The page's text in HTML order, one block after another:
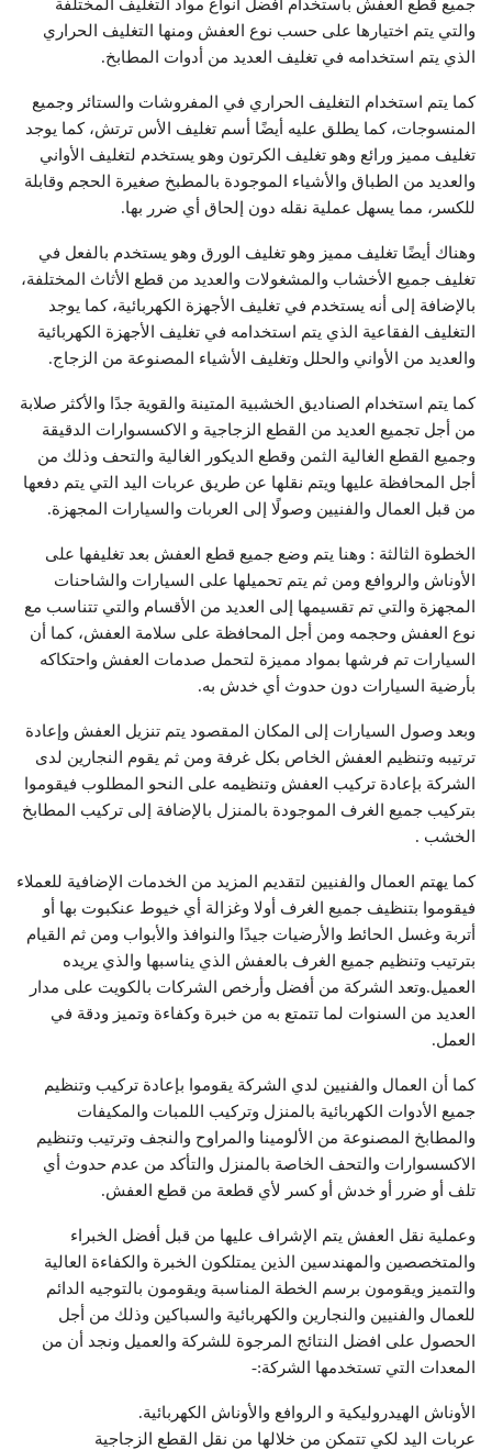
جميع قطع العفش باستخدام أفضل أنواع مواد التغليف المختلفة
والتي يتم اختيارها على حسب نوع العفش ومنها التغليف الحراري
الذي يتم استخدامه في تغليف العديد من أدوات المطابخ.
كما يتم استخدام التغليف الحراري في المفروشات والستائر وجميع
المنسوجات، كما يطلق عليه أيضًا أسم تغليف الأس ترتش، كما يوجد
تغليف مميز ورائع وهو تغليف الكرتون وهو يستخدم لتغليف الأواني
والعديد من الطباق والأشياء الموجودة بالمطبخ صغيرة الحجم وقابلة
للكسر، مما يسهل عملية نقله دون إلحاق أي ضرر بها.
وهناك أيضًا تغليف مميز وهو تغليف الورق وهو يستخدم بالفعل في
تغليف جميع الأخشاب والمشغولات والعديد من قطع الأثاث المختلفة،
بالإضافة إلى أنه يستخدم في تغليف الأجهزة الكهربائية، كما يوجد
التغليف الفقاعية الذي يتم استخدامه في تغليف الأجهزة الكهربائية
والعديد من الأواني والحلل وتغليف الأشياء المصنوعة من الزجاج.
كما يتم استخدام الصناديق الخشبية المتينة والقوية جدًا والأكثر صلابة
من أجل تجميع العديد من القطع الزجاجية و الاكسسوارات الدقيقة
وجميع القطع الغالية الثمن وقطع الديكور الغالية والتحف وذلك من
أجل المحافظة عليها ويتم نقلها عن طريق عربات اليد التي يتم دفعها
من قبل العمال والفنيين وصولًا إلى العربات والسيارات المجهزة.
الخطوة الثالثة : وهنا يتم وضع جميع قطع العفش بعد تغليفها على
الأوناش والروافع ومن ثم يتم تحميلها على السيارات والشاحنات
المجهزة والتي تم تقسيمها إلى العديد من الأقسام والتي تتناسب مع
نوع العفش وحجمه ومن أجل المحافظة على سلامة العفش، كما أن
السيارات تم فرشها بمواد مميزة لتحمل صدمات العفش واحتكاكه
بأرضية السيارات دون حدوث أي خدش به.
وبعد وصول السيارات إلى المكان المقصود يتم تنزيل العفش وإعادة
ترتيبه وتنظيم العفش الخاص بكل غرفة ومن ثم يقوم النجارين لدى
الشركة بإعادة تركيب العفش وتنظيمه على النحو المطلوب فيقوموا
بتركيب جميع الغرف الموجودة بالمنزل بالإضافة إلى تركيب المطابخ
الخشب .
كما يهتم العمال والفنيين لتقديم المزيد من الخدمات الإضافية للعملاء
فيقوموا بتنظيف جميع الغرف أولا وغزالة أي خيوط عنكبوت بها أو
أتربة وغسل الحائط والأرضيات جيدًا والنوافذ والأبواب ومن ثم القيام
بترتيب وتنظيم جميع الغرف بالعفش الذي يناسبها والذي يريده
العميل.وتعد الشركة من أفضل وأرخص الشركات بالكويت على مدار
العديد من السنوات لما تتمتع به من خبرة وكفاءة وتميز ودقة في
العمل.
كما أن العمال والفنيين لدي الشركة يقوموا بإعادة تركيب وتنظيم
جميع الأدوات الكهربائية بالمنزل وتركيب اللمبات والمكيفات
والمطابخ المصنوعة من الألومينا والمراوح والنجف وترتيب وتنظيم
الاكسسوارات والتحف الخاصة بالمنزل والتأكد من عدم حدوث أي
تلف أو ضرر أو خدش أو كسر لأي قطعة من قطع العفش.
وعملية نقل العفش يتم الإشراف عليها من قبل أفضل الخبراء
والمتخصصين والمهندسين الذين يمتلكون الخبرة والكفاءة العالية
والتميز ويقومون برسم الخطة المناسبة ويقومون بالتوجيه الدائم
للعمال والفنيين والنجارين والكهربائية والسباكين وذلك من أجل
الحصول على افضل النتائج المرجوة للشركة والعميل ونجد أن من
المعدات التي تستخدمها الشركة:-
الأوناش الهيدروليكية و الروافع والأوناش الكهربائية.
عربات اليد لكي تتمكن من خلالها من نقل القطع الزجاجية